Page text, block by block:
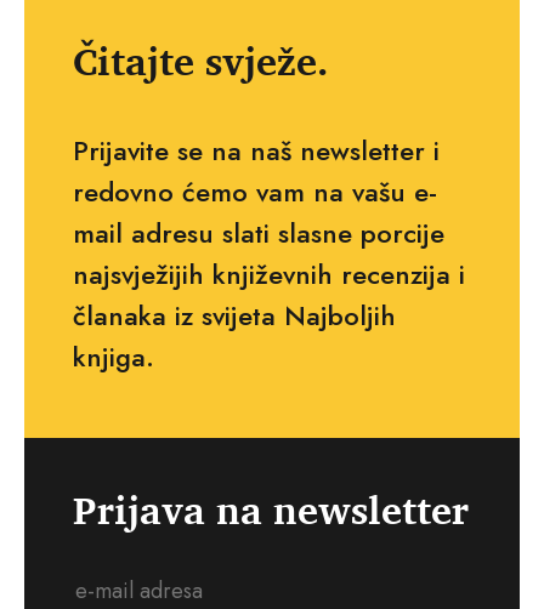
Čitajte svježe.
Prijavite se na naš newsletter i
redovno ćemo vam na vašu e-
mail adresu slati slasne porcije
najsvježijih književnih recenzija i
članaka iz svijeta Najboljih
knjiga.
Prijava na newsletter